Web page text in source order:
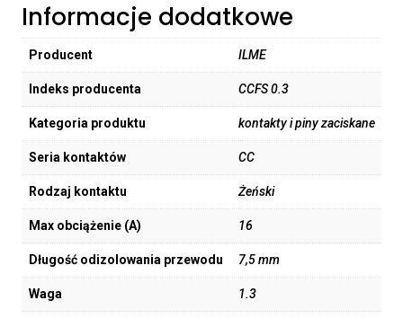
Informacje dodatkowe
Producent ILME
Indeks producenta CCFS 0.3
Kategoria produktu kontakty i piny zaciskane
Seria kontaktów CC
Rodzaj kontaktu Żeński
Max obciążenie (A) 16
Długość odizolowania przewodu 7,5 mm
Waga 1.3